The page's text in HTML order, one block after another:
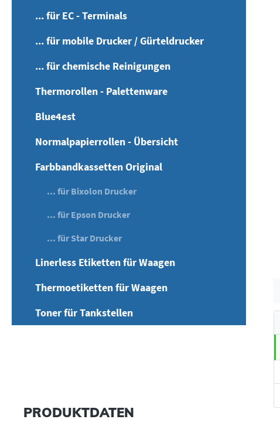
... für EC - Terminals
... für mobile Drucker / Gürteldrucker
... für chemische Reinigungen
Thermorollen - Palettenware
Blue4est
Normalpapierrollen - Übersicht
Farbbandkassetten Original
... für Bixolon Drucker
... für Epson Drucker
... für Star Drucker
Linerless Etiketten für Waagen
Thermoetiketten für Waagen
Toner für Tankstellen
PRODUKTDATEN